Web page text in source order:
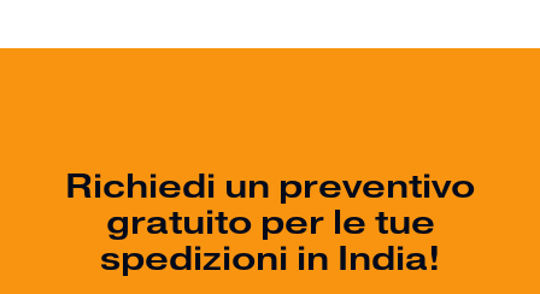
Richiedi un preventivo
gratuito per le tue
spedizioni in India!